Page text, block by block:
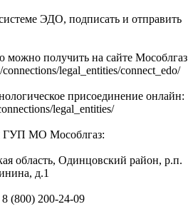
ЭДО, подписать и отправить
получить на сайте Мособлгаз
legal_entities/connect_edo/
присоединение онлайн:
legal_entities/
ГУП МО Мособлгаз:
область, Одинцовский район, р.п.
д.1
(800) 200-24-09